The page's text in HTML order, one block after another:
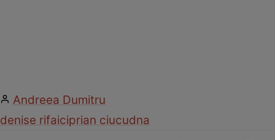
Andreea Dumitru
denise rifaiciprian ciucudna